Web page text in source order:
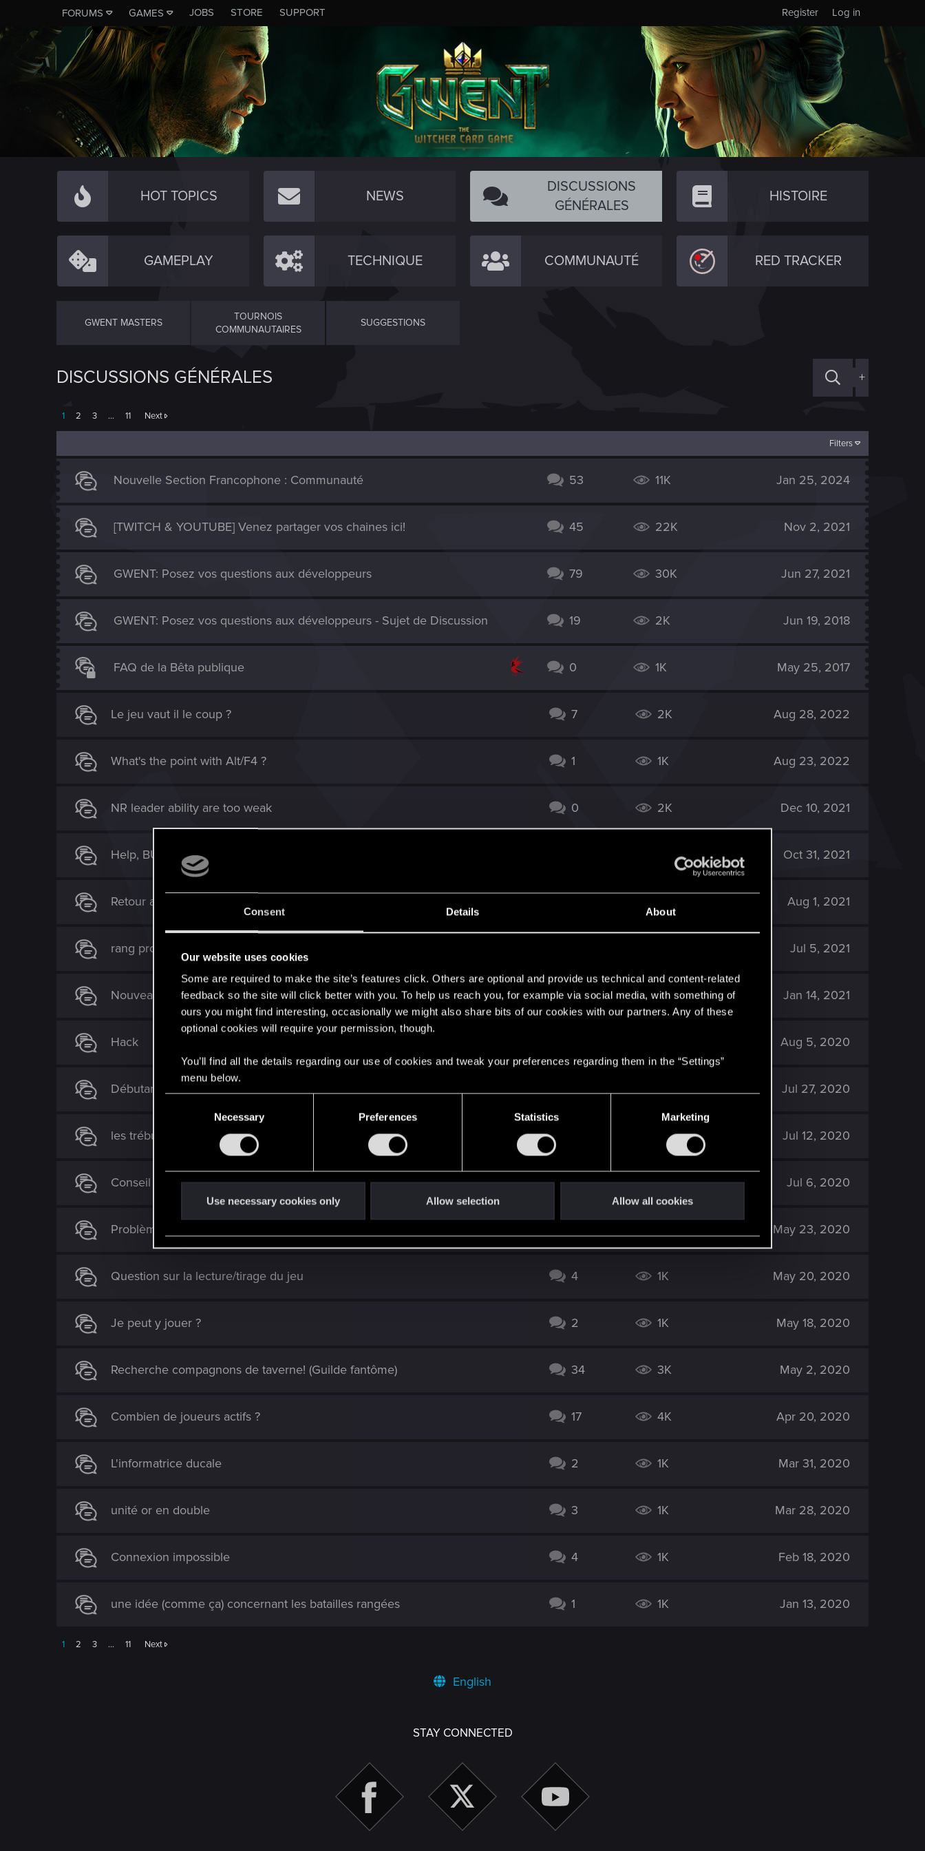
Consent Details About
Our website uses cookies
Some are required to make the site’s features click. Others are optional and provide us technical and content-related
feedback so the site will click better with you. To help us reach you, for example via social media, with something of
ours you might find interesting, occasionally we might also share bits of our cookies with our partners. Any of these
optional cookies will require your permission, though.
You’ll find all the details regarding our use of cookies and tweak your preferences regarding them in the “Settings”
menu below.
e
l
c
o
Necessary Preferences Statistics Marketing
Use necessary cookies only Allow selection Allow all cookies
FORUMS GAMES JOBS STORE SUPPORT Log in
Register
HOT TOPICS NEWS
DISCUSSIONS
GÉNÉRALES
HISTOIRE
GAMEPLAY TECHNIQUE COMMUNAUTÉ RED TRACKER
GWENT MASTERS
TOURNOIS
COMMUNAUTAIRES
SUGGESTIONS
DISCUSSIONS GÉNÉRALES +
1 2 3 … 11 Next
Filters
Nouvelle Section Francophone : Communauté 53 11K Jan 25, 2024
[TWITCH & YOUTUBE] Venez partager vos chaines ici! 45 22K Nov 2, 2021
GWENT: Posez vos questions aux développeurs 79 30K Jun 27, 2021
GWENT: Posez vos questions aux développeurs - Sujet de Discussion 19 2K Jun 19, 2018
FAQ de la Bêta publique 0 1K May 25, 2017
Le jeu vaut il le coup ? 7 2K Aug 28, 2022
What's the point with Alt/F4 ? 1 1K Aug 23, 2022
NR leader ability are too weak 0 2K Dec 10, 2021
Help, BUG - Pas d'accès au livre des récompenses Oct 31, 2021
Retour aux sources et encore des problèmes Aug 1, 2021
rang pro, comment ça marche? Jul 5, 2021
Nouveau Streamer & Youtubeur 0 1K Jan 14, 2021
Hack Aug 5, 2020
Débutant : question sur le décraft Jul 27, 2020
les trébuchets renforcés 2K Jul 12, 2020
Conseil pour amélioration de decks 3 2K Jul 6, 2020
Problème de plateaux. May 23, 2020
Question sur la lecture/tirage du jeu 4 1K May 20, 2020
Je peut y jouer ? 2 1K May 18, 2020
Recherche compagnons de taverne! (Guilde fantôme) 34 3K May 2, 2020
Combien de joueurs actifs ? 17 4K Apr 20, 2020
L'informatrice ducale 2 1K Mar 31, 2020
unité or en double 3 1K Mar 28, 2020
Connexion impossible 4 1K Feb 18, 2020
une idée (comme ça) concernant les batailles rangées 1 1K Jan 13, 2020
1 2 3 … 11 Next
English
STAY CONNECTED